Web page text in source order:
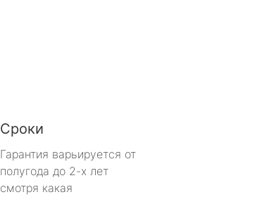
Сроки
Гарантия варьируется от
полугода до 2-х лет
смотря какая